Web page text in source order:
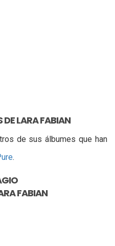
DE LARA FABIAN
de sus álbumes que han
.
FABIAN